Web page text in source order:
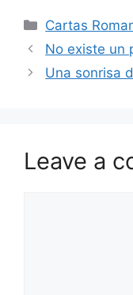
Categories
Cartas
No existe un
Una sonrisa
Leave a